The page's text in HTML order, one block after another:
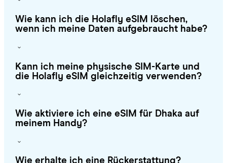
Wie kann ich die Holafly eSIM löschen,
wenn ich meine Daten aufgebraucht habe?
Kann ich meine physische SIM-Karte und
die Holafly eSIM gleichzeitig verwenden?
Wie aktiviere ich eine eSIM für Dhaka auf
meinem Handy?
Wie erhalte ich eine Rückerstattung?